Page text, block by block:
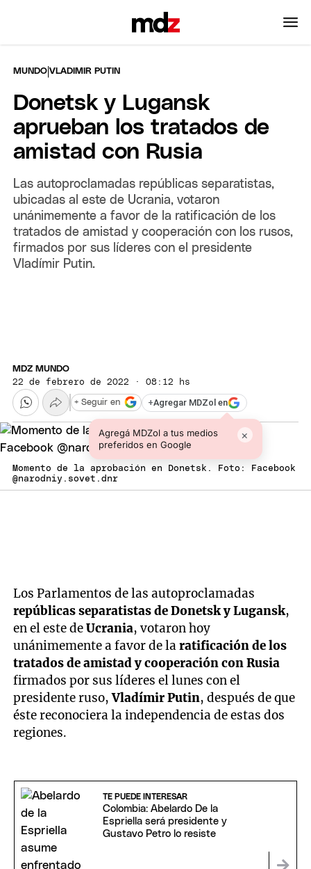
MUNDO |VLADIMIR PUTIN
Donetsk y Lugansk
aprueban los tratados de
amistad con Rusia
Las autoproclamadas repúblicas separatistas,
ubicadas al este de Ucrania, votaron
unánimemente a favor de la ratificación de los
tratados de amistad y cooperación con los rusos,
firmados por sus líderes con el presidente
Vladímir Putin.
MDZ MUNDO
22 de febrero de 2022 · 08:12 hs
+Agregar MDZol en
Agregá MDZol a tus medios
preferidos en Google
×
+ Seguir en
Momento de la aprobación en Donetsk. Foto: Facebook
@narodniy.sovet.dnr
Los Parlamentos de las autoproclamadas
repúblicas separatistas de Donetsk y Lugansk,
en el este deUcrania, votaron hoy
unánimemente a favor de laratificación de los
tratados de amistad y cooperación con Rusia
firmados por sus líderes el lunes con el
presidente ruso,Vladímir Putin, después de que
éste reconociera la independencia de estas dos
regiones.
TE PUEDE INTERESAR
Colombia: Abelardo De la
Espriella será presidente y
Gustavo Petro lo resiste